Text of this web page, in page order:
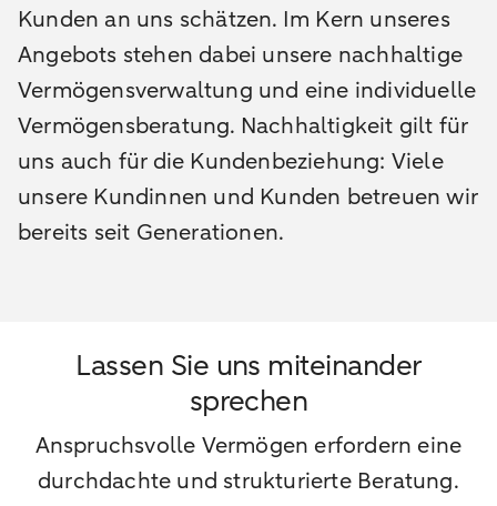
Kunden an uns schätzen. Im Kern unseres
Angebots stehen dabei unsere nachhaltige
Vermögensverwaltung und eine individuelle
Vermögensberatung. Nachhaltigkeit gilt für
uns auch für die Kundenbeziehung: Viele
unsere Kundinnen und Kunden betreuen wir
bereits seit Generationen.
Lassen Sie uns miteinander
sprechen
Anspruchsvolle Vermögen erfordern eine
durchdachte und strukturierte Beratung.